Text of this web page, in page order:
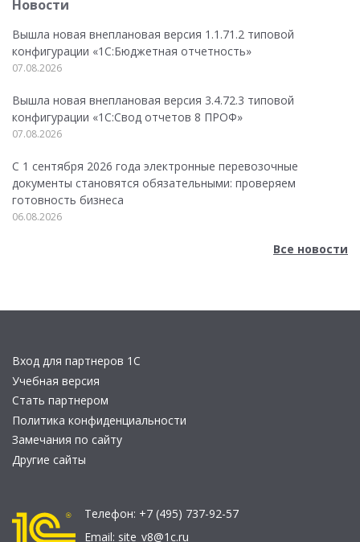
Новости
Вышла новая внеплановая версия 1.1.71.2 типовой
конфигурации «1C:Бюджетная отчетность»
07.08.2026
Вышла новая внеплановая версия 3.4.72.3 типовой
конфигурации «1C:Свод отчетов 8 ПРОФ»
07.08.2026
С 1 сентября 2026 года электронные перевозочные
документы становятся обязательными: проверяем
готовность бизнеса
06.08.2026
Все новости
Вход для партнеров 1С
Учебная версия
Стать партнером
Политика конфиденциальности
Замечания по сайту
Другие сайты
Телефон: +7 (495) 737-92-57
Email: site_v8@1c.ru